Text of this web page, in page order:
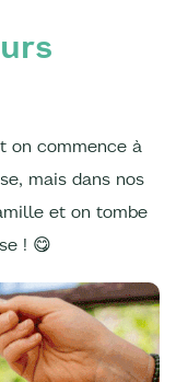
on commence à
mais dans nos
et on tombe
! 😋